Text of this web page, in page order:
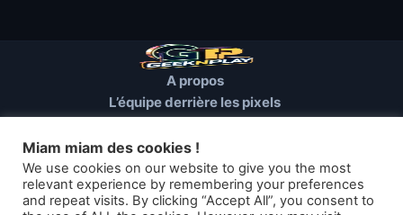
A propos
L’équipe derrière les pixels
Mentions Légales
Cookies et autres traceurs
Miam miam des cookies !
We use cookies on our website to give you the most
relevant experience by remembering your preferences
and repeat visits. By clicking “Accept All”, you consent to